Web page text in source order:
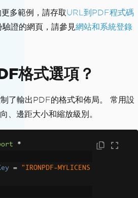
多範例，請存取URL到PDF程式碼
證的網頁，請參見網站和系統登錄
格式選項？
了輸出PDF的格式和佈局。 常用設
、邊距大小和縮放級別。
*
=
"IRONPDF-MYLICENS